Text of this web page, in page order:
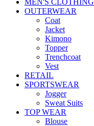
MEN'S CLOTHING
OUTERWEAR
Coat
Jacket
Kimono
Topper
Trenchcoat
Vest
RETAIL
SPORTSWEAR
Jogger
Sweat Suits
TOP WEAR
Blouse